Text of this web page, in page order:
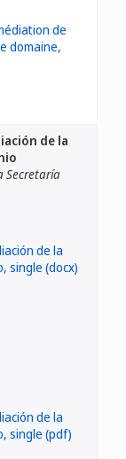
de la
Secretaría